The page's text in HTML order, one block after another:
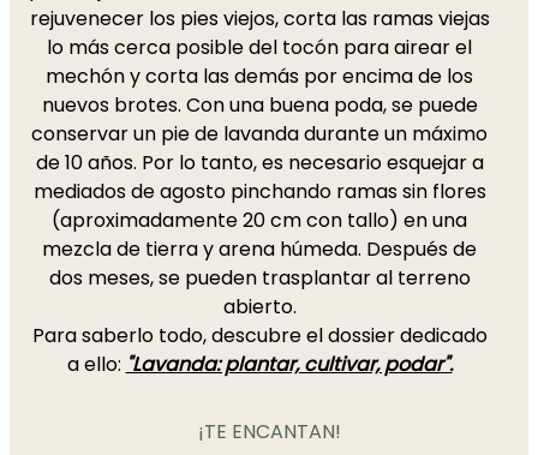
rejuvenecer los pies viejos, corta las ramas viejas
lo más cerca posible del tocón para airear el
mechón y corta las demás por encima de los
nuevos brotes. Con una buena poda, se puede
conservar un pie de lavanda durante un máximo
de 10 años. Por lo tanto, es necesario esquejar a
mediados de agosto pinchando ramas sin flores
(aproximadamente 20 cm con tallo) en una
mezcla de tierra y arena húmeda. Después de
dos meses, se pueden trasplantar al terreno
abierto.
Para saberlo todo, descubre el dossier dedicado
a ello: "Lavanda: plantar, cultivar, podar".
¡TE ENCANTAN!